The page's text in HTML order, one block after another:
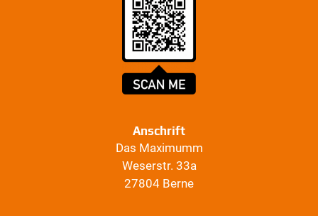
Anschrift
Das Maximumm
Weserstr. 33a
27804 Berne